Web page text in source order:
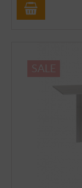
SALE